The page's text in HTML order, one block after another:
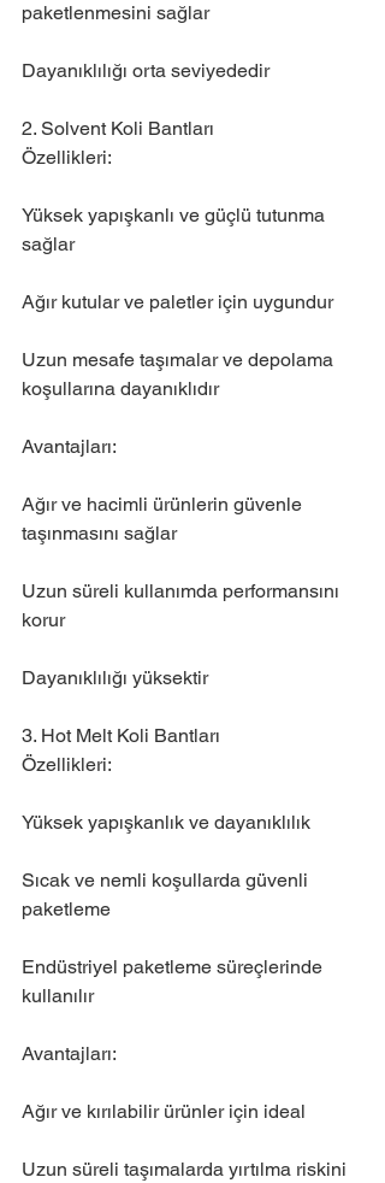
paketlenmesini sağlar
Dayanıklılığı orta seviyededir
2. Solvent Koli Bantları
Özellikleri:
Yüksek yapışkanlı ve güçlü tutunma
sağlar
Ağır kutular ve paletler için uygundur
Uzun mesafe taşımalar ve depolama
koşullarına dayanıklıdır
Avantajları:
Ağır ve hacimli ürünlerin güvenle
taşınmasını sağlar
Uzun süreli kullanımda performansını
korur
Dayanıklılığı yüksektir
3. Hot Melt Koli Bantları
Özellikleri:
Yüksek yapışkanlık ve dayanıklılık
Sıcak ve nemli koşullarda güvenli
paketleme
Endüstriyel paketleme süreçlerinde
kullanılır
Avantajları:
Ağır ve kırılabilir ürünler için ideal
Uzun süreli taşımalarda yırtılma riskini